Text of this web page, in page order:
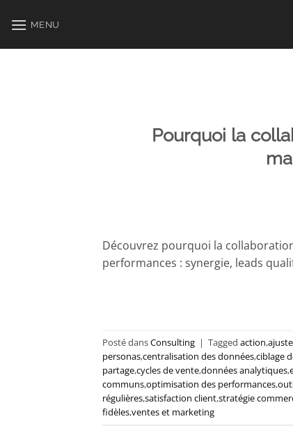
au
MENU
Pourquoi la
Découvrez pourquoi la
performances : synergie, leads
Posté dansConsulting | Tagged action,
personas,centralisation des données,ciblage
partage,cycles de vente,données analytiques,
communs,optimisation des performances,
régulières,satisfaction client,stratégie
fidèles,ventes et marketing